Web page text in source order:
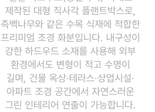
제작된 대형 직사각 플랜트박스로,
측백나무와 같은 수목 식재에 적합한
프리미엄 조경 화분입니다. 내구성이
강한 하드우드 소재를 사용해 외부
환경에서도 변형이 적고 수명이
길며, 건물 옥상·테라스·상업시설·
아파트 조경 공간에서 자연스러운
그린 인테리어 연출이 가능합니다.